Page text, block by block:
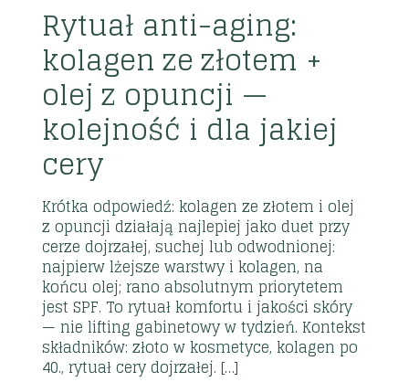
Rytuał anti-aging:
kolagen ze złotem +
olej z opuncji —
kolejność i dla jakiej
cery
Krótka odpowiedź: kolagen ze złotem i olej
z opuncji działają najlepiej jako duet przy
cerze dojrzałej, suchej lub odwodnionej:
najpierw lżejsze warstwy i kolagen, na
końcu olej; rano absolutnym priorytetem
jest SPF. To rytuał komfortu i jakości skóry
— nie lifting gabinetowy w tydzień. Kontekst
składników: złoto w kosmetyce, kolagen po
40., rytuał cery dojrzałej. […]